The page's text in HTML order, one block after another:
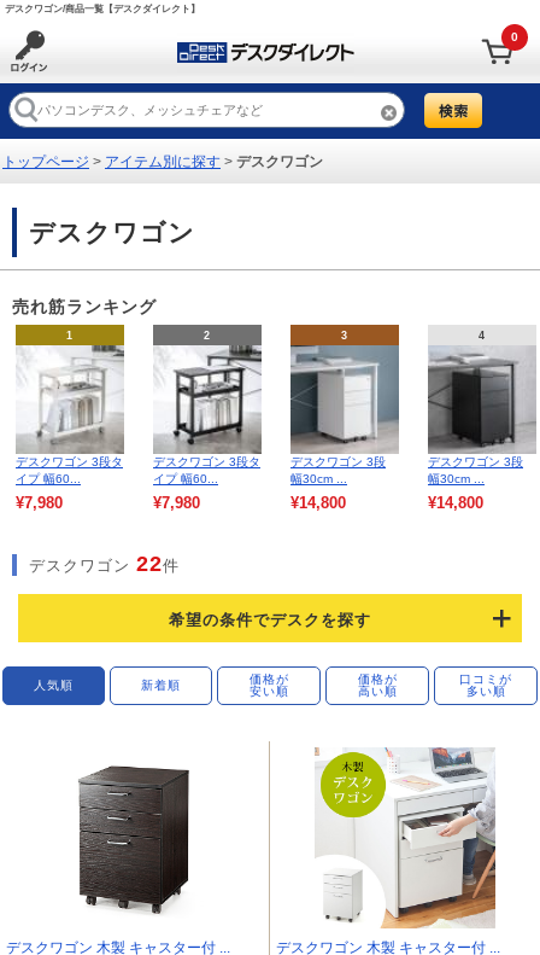
デスクワゴン/商品一覧【デスクダイレクト】
0
トップページ > アイテム別に探す > デスクワゴン
デスクワゴン
売れ筋ランキング
1
デスクワゴン 3段タ
イプ 幅60...
¥7,980
2
デスクワゴン 3段タ
イプ 幅60...
¥7,980
3
デスクワゴン 3段
幅30cm ...
¥14,800
4
デスクワゴン 3段
幅30cm ...
¥14,800
デスクワゴン 22件
希望の条件でデスクを探す
人気順 新着順
価格が
安い順
価格が
高い順
口コミが
多い順
デスクワゴン 木製 キャスター付 ... デスクワゴン 木製 キャスター付 ...